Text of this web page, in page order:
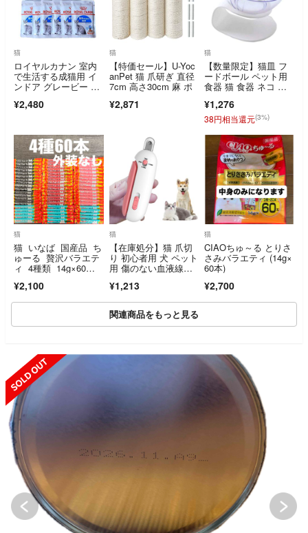
猫
ロイヤルカナン 室内
で生活する成猫用 イ
ンドア グレービー パ
¥2,480
猫
【特価セール】U-Yoc
anPet 猫 爪研ぎ 直径
7cm 高さ30cm 麻 ポ
¥2,871
猫
【数量限定】猫皿 フ
ードボール ペット用
食器 猫 食器 ネコ 餌
¥1,276
38円相当還元(3%)
猫
猫 いなば 国産品 ち
ゅーる 贅沢バラエテ
ィ 4種類 14g×60
¥2,100
猫
【在庫処分】猫 爪切
り 初心者用 犬 ペット
用 傷のない血液線安
¥1,213
猫
CIAOちゅ～る とりさ
さみバラエティ (14g×
60本)
¥2,700
関連商品をもっと見る
SOLD OUT